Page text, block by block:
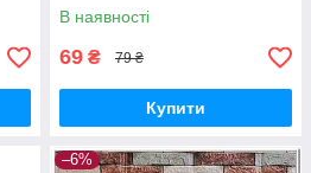
В наявності
69 ₴ 79 ₴
Купити
–6%